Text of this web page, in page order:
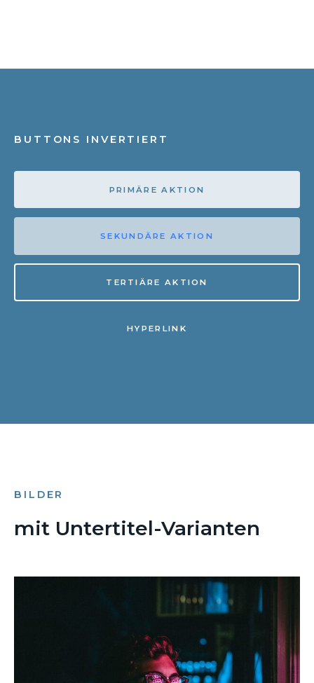
BUTTONS INVERTIERT
PRIMÄRE AKTION
SEKUNDÄRE AKTION
TERTIÄRE AKTION
HYPERLINK
BILDER
mit Untertitel-Varianten